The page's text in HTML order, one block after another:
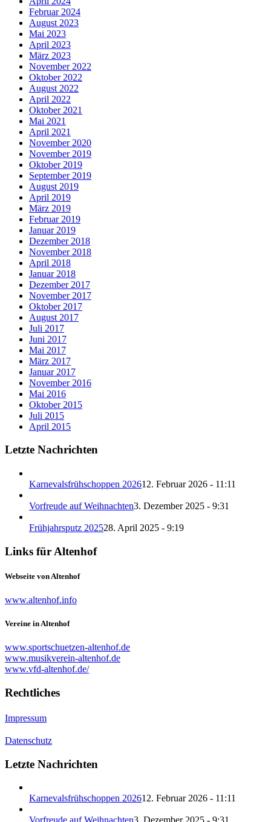
Februar 2024
August 2023
Mai 2023
April 2023
März 2023
November 2022
Oktober 2022
August 2022
April 2022
Oktober 2021
Mai 2021
April 2021
November 2020
November 2019
Oktober 2019
September 2019
August 2019
April 2019
März 2019
Februar 2019
Januar 2019
Dezember 2018
November 2018
April 2018
Januar 2018
Dezember 2017
November 2017
Oktober 2017
August 2017
Juli 2017
Juni 2017
Mai 2017
März 2017
Januar 2017
November 2016
Mai 2016
Oktober 2015
Juli 2015
April 2015
Letzte Nachrichten
Karnevalsfrühschoppen 202612. Februar 2026 - 11:11
Vorfreude auf Weihnachten3. Dezember 2025 - 9:31
Frühjahrsputz 202528. April 2025 - 9:19
Links für Altenhof
Webseite von Altenhof
www.altenhof.info
Vereine in Altenhof
www.sportschuetzen-altenhof.de
www.musikverein-altenhof.de
www.vfd-altenhof.de/
Rechtliches
Impressum
Datenschutz
Letzte Nachrichten
Karnevalsfrühschoppen 202612. Februar 2026 - 11:11